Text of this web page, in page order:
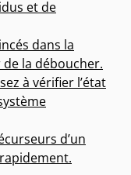
et de
dans la
la déboucher.
à vérifier l’état
d’un